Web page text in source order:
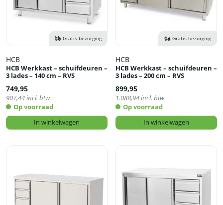
Gratis bezorging
HCB
HCB Werkkast – schuifdeuren –
3 lades – 140 cm – RVS
749,95
907,44incl. btw
Op voorraad
In winkelwagen
Gratis bezorging
HCB
HCB Werkkast – schuifdeuren –
3 lades – 200 cm – RVS
899,95
1.088,94incl. btw
Op voorraad
In winkelwagen